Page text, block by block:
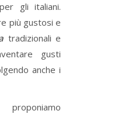
gli italiani.
più gustosi e
tradizionali e
gusti
anche i